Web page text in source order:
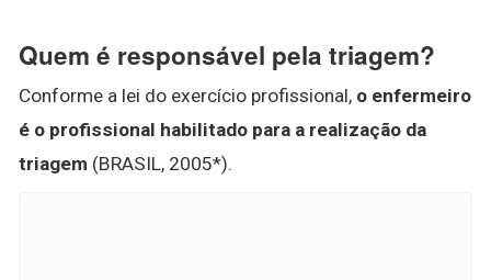
Quem é responsável pela triagem?
Conforme a lei do exercício profissional, o enfermeiro
é o profissional habilitado para a realização da
triagem (BRASIL, 2005*).